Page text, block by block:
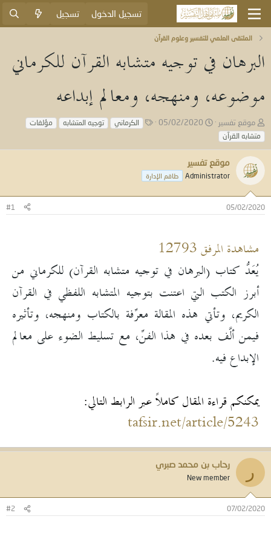
تسجيل الدخول تسجيل
الملتقى العلمي للتفسير وعلوم القرآن
البرهان في توجيه متشابه القرآن للكرماني
موضوعه، ومنهجه، ومعالم إبداعه
ب
ا
د
ئ
ا
ل
م
و
ض
موقع تفسير
ت
خ
ا
ب
05/02/2020
ا الكرماني توجيه المتشابه
مؤلفات
متشابه القرآن
موقع تفسير
Administrator طاقم الإدارة
05/02/2020
#1
مشاهدة المرفق 12793
يُعَدُّ كتاب (البرهان في توجيه متشابه القرآن) للكرماني من
أبرز الكتب التي اعتنت بتوجيه المتشابه اللفظي في القرآن
الكريم، وتأتي هذه المقالة معرِّفة بالكتاب ومنهجه، وتأثيره
فيمن ألَّف بعده في هذا الفنِّ، مع تسليط الضوء على معالم
الإبداع فيه.
يمكنكم قراءة المقال كاملاً عبر الرابط التالي:
tafsir.net/article/5243
ر رحاب بن محمد صبري
New member
07/02/2020
#2